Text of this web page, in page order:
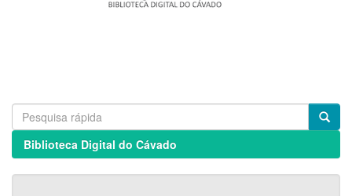
Biblioteca Digital do Cávado